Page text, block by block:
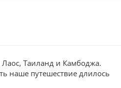
Лаос, Таиланд и Камбоджа.
наше путешествие длилось